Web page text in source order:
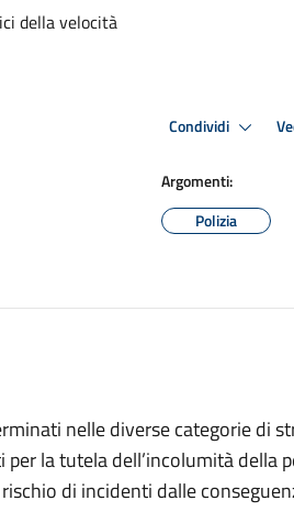
della velocità
Condividi
Argomenti:
Polizia
nelle diverse categorie di
la tutela dell’incolumità della
di incidenti dalle